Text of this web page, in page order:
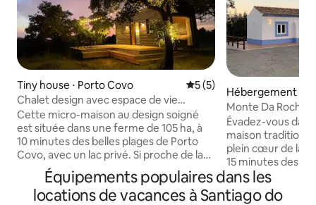
Tiny house ⋅ Porto Covo Évaluation moyenne sur
5 (5)
Chalet design avec espace de vie
extérieur privé
Cette micro-maison au design soigné
est située dans une ferme de 105 ha, à
10 minutes des belles plages de Porto
Covo, avec un lac privé. Si proche de la
plage, et avec tout le charme de la
campagne de l'Alentejo. Une grande
terrasse s'ouvre depuis la cuisine et le
Hébergement ⋅
Monte Da Rocha
Évadez-vous
maison
plein cœur de la
15 minutes des
à 30 minutes des
Vila Nova de
toutes connues
Équipements populaires dans les
locations de vacances à Santiago do